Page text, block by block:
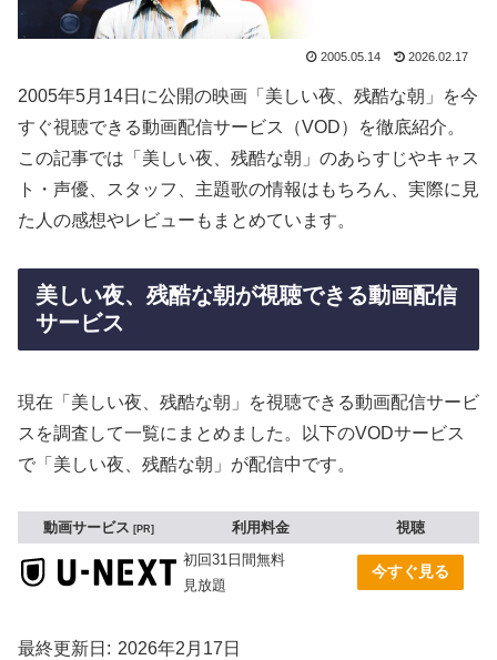
2005.05.14 2026.02.17
2005年5月14日に公開の映画「美しい夜、残酷な朝」を今
すぐ視聴できる動画配信サービス（VOD）を徹底紹介。
この記事では「美しい夜、残酷な朝」のあらすじやキャス
ト・声優、スタッフ、主題歌の情報はもちろん、実際に見
た人の感想やレビューもまとめています。
美しい夜、残酷な朝が視聴できる動画配信
サービス
現在「美しい夜、残酷な朝」を視聴できる動画配信サービ
スを調査して一覧にまとめました。以下のVODサービス
で「美しい夜、残酷な朝」が配信中です。
動画サービス PR 利用料金
視聴
初回31日間無料
見放題
今すぐ見る
最終更新日 2026年2月17日